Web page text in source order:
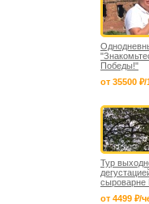
Победы!"
от 35500
Тур
сыроварне
от 4499 ₽/